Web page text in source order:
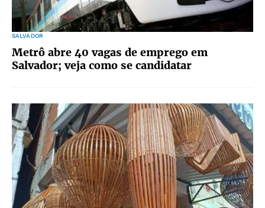
SALVADOR
Metrô abre 40 vagas de emprego em
Salvador; veja como se candidatar